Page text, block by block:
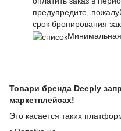
предупредите,
срок бронирования
Минимальная
Товари бренда Deeply
маркетплейсах!
Это касается таких